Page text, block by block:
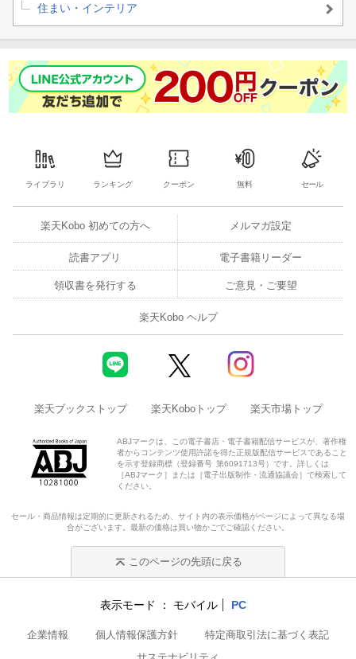
住まい・インテリア
ライブラリ ランキング クーポン 無料 セール
楽天Kobo 初めての方へ メルマガ設定
読書アプリ 電子書籍リーダー
領収書を発行する ご意見・ご要望
楽天Kobo ヘルプ
楽天ブックストップ 楽天Koboトップ 楽天市場トップ
ABJマークは、この電子書店・電子書籍配信サービスが、著作権
者からコンテンツ使用許諾を得た正規版配信サービスであること
を示す登録商標（登録番号 第6091713号）です。詳しくは
［ABJマーク］または［電子出版制作・流通協議会］で検索して
ください。
セール・商品情報は定期的に更新されるため、サイト内の表示価格がページによって異なる場
合がございます。最新の価格は買い物かごでご確認ください。
このページの先頭に戻る
表示モード モバイル PC
企業情報 個人情報保護方針
特定商取引法に基づく表記